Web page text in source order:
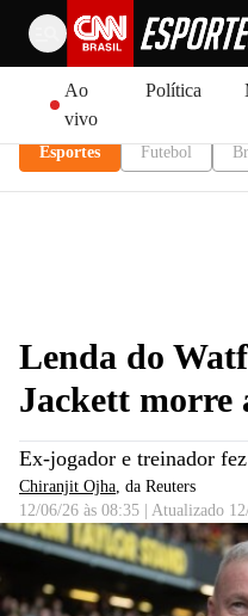
Ao
vivo
Política
Esportes Futebol
Lenda do
Jackett morre
Ex-jogador e treinador
Chiranjit Ojha, da Reuters
12/06/26 às 08:35
Atualizado